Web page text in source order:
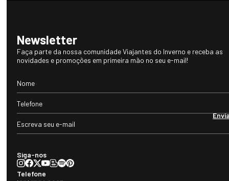
Newsletter
Faça parte da nossa comunidade Viajantes do Inverno e receba as
novidades e promoções em primeira mão no seu e-mail!
Siga-nos
Telefone